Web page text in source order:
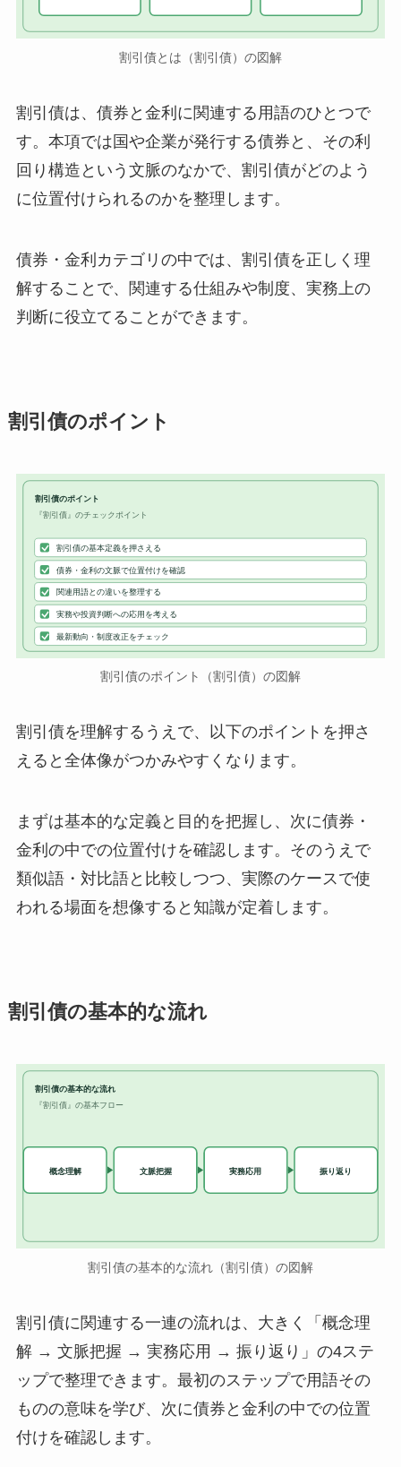
割引債とは（割引債）の図解
割引債は、債券と金利に関連する用語のひとつで
す。本項では国や企業が発行する債券と、その利
回り構造という文脈のなかで、割引債がどのよう
に位置付けられるのかを整理します。
債券・金利カテゴリの中では、割引債を正しく理
解することで、関連する仕組みや制度、実務上の
判断に役立てることができます。
割引債のポイント
割引債のポイント
『割引債』のチェックポイント
割引債の基本定義を押さえる
債券・金利の文脈で位置付けを確認
関連用語との違いを整理する
実務や投資判断への応用を考える
最新動向・制度改正をチェック
割引債のポイント（割引債）の図解
割引債を理解するうえで、以下のポイントを押さ
えると全体像がつかみやすくなります。
まずは基本的な定義と目的を把握し、次に債券・
金利の中での位置付けを確認します。そのうえで
類似語・対比語と比較しつつ、実際のケースで使
われる場面を想像すると知識が定着します。
割引債の基本的な流れ
割引債の基本的な流れ
『割引債』の基本フロー
概念理解 文脈把握 実務応用 振り返り
割引債の基本的な流れ（割引債）の図解
割引債に関連する一連の流れは、大きく「概念理
解 → 文脈把握 → 実務応用 → 振り返り」の4ステ
ップで整理できます。最初のステップで用語その
ものの意味を学び、次に債券と金利の中での位置
付けを確認します。